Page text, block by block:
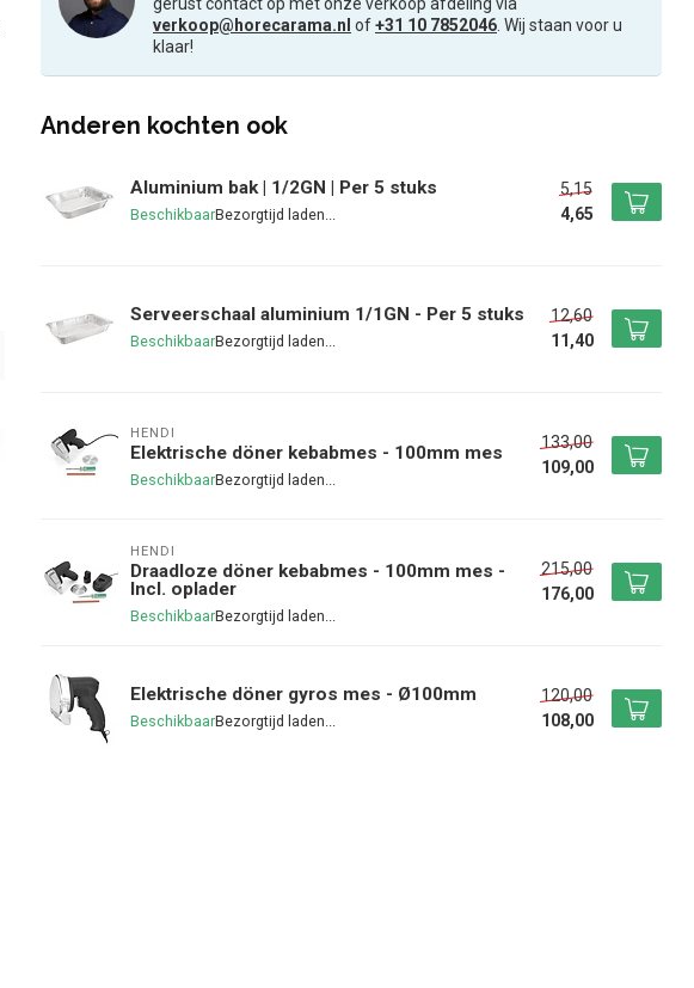
verkoop@horecarama.nl of+31 10 7852046 . Wij staan voor u
klaar!
Anderen kochten ook
Aluminium bak | 1/2GN | Per 5 stuks
Beschikbaar
5,15
4,65
Serveerschaal aluminium 1/1GN - Per 5 stuks
Beschikbaar
12,60
11,40
HENDI
Elektrische döner kebabmes - 100mm mes
Beschikbaar
133,00
109,00
HENDI
Draadloze döner kebabmes - 100mm mes -
Incl. oplader
Beschikbaar
215,00
176,00
Elektrische döner gyros mes - Ø100mm
Beschikbaar
120,00
108,00